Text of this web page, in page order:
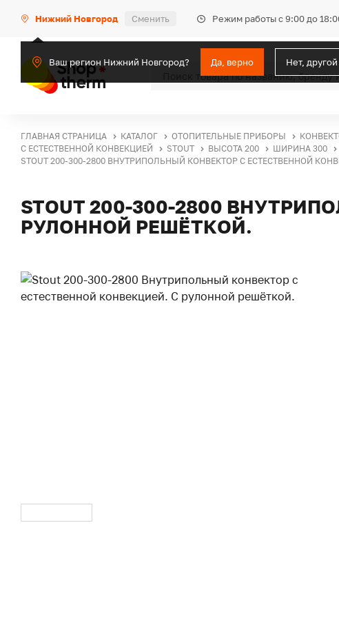
Нижний Новгород Сменить Режим работы с 9:00 до
Ваш регион Нижний Новгород? Да, верно Нет, другой
ГЛАВНАЯ СТРАНИЦА КАТАЛОГ ОТОПИТЕЛЬНЫЕ ПРИБОРЫ
С ЕСТЕСТВЕННОЙ КОНВЕКЦИЕЙ
STOUT ВЫСОТА 200
ШИРИНА 300
STOUT 200-300-2800 ВНУТРИПОЛЬНЫЙ КОНВЕКТОР С ЕСТЕСТВЕННОЙ
STOUT 200-300-2800
РУЛОННОЙ РЕШЁТКОЙ.